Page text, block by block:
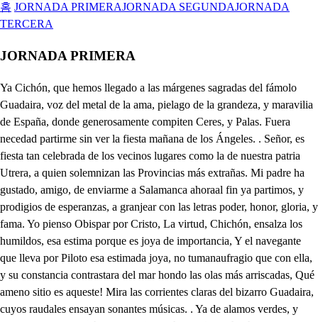
홈 JORNADA PRIMERAJORNADA SEGUNDAJORNADA
TERCERA
JORNADA PRIMERA
Ya Cichón, que hemos llegado a las márgenes sagradas del fámolo Guadaira, voz del metal de la ama, pielago de la grandeza, y maravilia de España, donde generosamente compiten Ceres, y Palas. Fuera necedad partirme sin ver la fiesta mañana de los Ángeles. . Señor, es fiesta tan celebrada de los vecinos lugares como la de nuestra patria Utrera, a quien solemnizan las Provincias más extrañas. Mi padre ha gustado, amigo, de enviarme a Salamanca ahoraal fin ya partimos, y prodigios de esperanzas, a granjear con las letras poder, honor, gloria, y fama. Yo pienso Obispar por Cristo, La virtud, Chichón, ensalza los humildos, esa estima porque es joya de importancia, Y el navegante que lleva por Piloto esa estimada joya, no tumanaufragio que con ella, y su constancia contrastara del mar hondo las olas más arriscadas, Qué ameno sitio es aqueste! Mira las corrientes claras del bizarro Guadaira, cuyos raudales ensayan sonantes músicas. . Ya de alamos verdes, y parras miro sus cristales prosos que en la margen, y la playa murmuran disimulados, haciendo lenguas las agues. Muros de queste edificio, que de Temblarios su Alcázar fue Templo, como pública la información de sus armas. Esta, señor, es la fiesta con que celebran del alba del sol Cristo las grandezas esta noche alegre, y clara. Dices bien. . Con alegría toca al arma, en vez de cajas, A dando al viento acentos dulces una tropa de campañas, Estandartes de la torre son las banderas del arma, pífanos, las chirimias, y los cobetes, las valas, y con regocigo empiezan a dar todos la baralla, quieres que a rezar entremos? Sí, Chichón aunque mañana volveremos más de espacio; vámonos ahora. . Aguarda, que vienen aquí dos soles, dos auroras, dos muchachas, dos diamantes, dos estrellas dos cometas dos rapazas, cuya pompa, cuyo brío, rumbo, armosura, y gala, están brindando al deseo. s. Margarita. . Prima Laura. Qué te parece la fiesta? Muy bien. hermosura extraña; vive el Cielo que es un Ángel. Las forasteras me agradan. Quereisme por forastero escucharme dos palabrar? A qué proposito? . Ay. Cielos! a que os tengo dada el alma con razón, señora mía, con razón dama bizarra, A esta fiesta de Alcala, fiesta de Ángeles la llaman, pues estando vos en ella Ángeles hay. . Ay que gracias es más que eso? . Ingrata sois: no merece mi turbada alma desdén semegante. Advertid que si sois alba, mis ojos serán las nuves que vertirán perlas tantas, que os excusarán el dar bello aljófar a las plantas. Si sol, yo seré la Luna que os seguiré . Mal compara; que la Luna tiene cuernos, y esto de cuernos no agrada. Muerto estoy, aunque os parace que estoy vivo. como habla si esta muerto, Caballero? Quién lo mete en eso? . Laura vámonos de aquí al instante. . Recelo alguna desgracia. Quién puede lo ha preguntado, y quien sabrá a cuchilladas, castigar atrevimientos, y atropellar arrogancias. Pues sea lengua el acero que obra más quien menos habla. Hemos de reñir los dos? Natural soy de Vizcaya, adonde el hierro se cría; pero le temo con tanta vehemencia, que me voy por no verlo. . Dónde? . A casa. Sois un Lacayo gallina. El decir Lacayo basta, que el gallina se le suple. Adiós valiente. . Adiós mandria; por Dios que ha andado discreto, porque yo no tenía gana de reñir, de ningún modo. Re lámpago? . Qué me mandas? Relámpago? . Tronar quiere pues los relámpagos llama. Diste muerte a tu contrario? No amigo; porque en la plaza, como había tanta gente me evitaron la venganza. y lo que más he sentido es no conocerle; ay, Laura, tus sin razones son muchas: muerto estoy. . Pues cómo hablas si estás muerto, y te espantaste que el otro muerto hablara? Cielos, esto consentís? Estás, herido? . No, Laura me ha muerto, amigo, de celos, Es una grande bellaca. Vamos a verla, y a ver los fines de mi esperanza, que ya se acabó el amor, ya para mi acabó Laura. E la se burla, y me aflije; ella me aflige, y me engaña; ella me engaña, y da celos, me da celos, y me mata, Me mata, y me dele pera, me desespera, y a caba con traiciones, y desprecios; y así entre desdichas tantas saldré al monte, saldré al campo, a la selva, a la montaña, y con quejas con suspiros, con pelares, y con ancias, oirán los brutos mi afrenta, y los Cielos mi desgracia. Vámonos presto de aquí a tomar justa venganza del agravio más injusto, y la traición más tirana. Ya voy delante, pues eres trueno, señor, contra Laura. . Qué os pareció la fiesta? Para mí, ay Carlos mío, fue molesta; pues dan por ti mis ojos lugar al llanto, rienda a los enojos. Buena estuvo a fe mía, Es común alegría, en la Villa, señor, todos los años. Quién le pudiera dar los desengaños de sus celos (ay, Cielos!) notengas, Carlos mío, injustos celos, Quéntame, Laura, todo lo que viste. Ya te obedezco (ay, triste!) Fuimos mi prima, y yo, esta noche, que ausente el rojo coche por la muerte del día en cerúleos alcázares dormía a recer a la Reina soberana de los Ángeles, luz de la mañana, Aurora refulgente, y Madre del Criador Omnipotente, Las calles adornaban luces, que a las estrellas imitaban: estrellas (dije bien) pues toda era la Villa ilustre una luciente esfera, sino fue que cortés el firmamento a Alcala le prestó su lucimieto; y es cierto, pues entonces no huía, que es señal que prestado le tenía. En la plaza sonoros Ministriles con acentos sutiles armonía en los aires esparciendo de clarines responden al estruendo, tan del Cielo retrato fue la plaza aquel rato, que muchos flaqueando en la memoria presumieron que estaban en la gloria, La torre, Cielo hacían luminarias, o estrellas que lucian con pompa tan brillante que afrentan de Faero rojo el turbante rayos, coheres, o cometas fueron los que escalar el viento pretendieron, canoros instrumentos suspendían los vientos. solicitarán vulgares alegrías, y sin mirar del rojo Apolo el coche diafue luminoso aquesta noche. Entramos, y el Convento elegraba, señor, con un contento, la Iglesia parecía despojo de Ceilán, prisión del día, Las capillas hermosas, Palestras se miraron primorosas de riqueza, y desvelos, y en breves globos mucho de los cielos En la mayor capilla se miraba no el Mauseolo, o maravilla Gelaba de apocrifas historias, sino un Euina de luces, y de glorias, un promontorio excelso, un obelisco de rayos, o de luz ardiente, un risco de soles rodeado, de exa aciones saeras ilustrado. El solio de María dando soberanía en un caro triunfante, vestida de pirogo, y de diamante, tan grande es la hermosura que en la evidencia pura es ciego, y vengando a tiento (aún el más animado entendimiento) que cree, viendo allí tan tos primores, y del arte agudezas superiores, lucimiento grandeza, disposición, riqueza que fueron excedidos de este Mayo, flor a flor, luz a luz, y rayo a rayo. La forastera gente con aplauso, si bien no suficiente mil cantos entonaban y mezclados andaban las damas, y galanes, participando airosos adamanes, que en este alegre día el deleite venció a la cortecía, en la excella capilla Le du caía del sol, o Octava maravilla, fabrican dulces ecos; y en los concabos huecos con acento suspenden alternante al que con él Tridente fulminante el mar escandaliza, y uinas de nieve con zafiros frisa. Referir los adornos, los bordados de sonumerables cifras recamados, las libreas galantes, las repetidas copias de diamantes, el confuso tropel, la bizaría, la ostentación, estruendo, y gallardía, no me atrevo, que es mucho para escrito, a mejor Coranista lo remito; y aún no podrá sumar grandeza tanta el que más se adelanta ingenio presumido, estudio prevenido, estilo levantado, que es fuerza en tanta mar salir a nado, Y así yo absorta, dudosa, en mudecida, cobarde, suspendida, temo, recelo, dudo, con voz inútil, con ingenio rudo, con desmayado acento, llena de admiración, falta de aliento; porque a tan grande gozo a ta gran hecho todo el campo del orbe es campo estrecho Dios te guarde Laura mía, que con esta relación a mi triste corazón Saa le has dado mucha alegría. Guárdete padre, y señor el Cielo como desea tu esclava. A las dos os vea (raros prodigios de amor) esta cansada vejoz en el estado que aguardo: yo me voy, hijas, que tardo, as, El mío tu gusto es. Ya se fue tu padre. . Ay, Cielos yo estoy muerta, Margarita. Qué me dices? qué me quieres? que sientes? . Ay, prima mía, cual estará Carlos, di, si celoso solicita su venganza por dejarme. Jesus! pues eso imaginas? amor ver dadero es roca en el mar de amor metido; que aunque la contrasten olas; de celos, penas, o envidias, nunca se deja vencer, que al fin, Prima, se averigua la verdad. . Temo su enojo. No temas, tu pena alivia: rabiosos celos, qué es esto, que me abrasan vuestras imás? adorando estoy a Carlos, y dando cotra mí misma con sejos. . Amado dueño, sino mienten tus caricias, perdona que sabe amor, que no ha sido culpa mía. Gallardo era el forastero. No le mientes por tu vida; mal haya el laroz caballo que le trujo a nuestra Villa. Pluguiera a Dios, que la sierra, muro de aquesas orillas, midiera al venir, y fuera su sepulcro Guadaira. Mal haya la hora en que vino. Mal haya. . Detente, prima, adondo vas tan furiosa? qué culpa tiene? . I finita, pues ha causado mi enojo. La hermosura convida a cualquiera atrevimiento. Por tu vida que me digas qué importa que un furastero con hálagos, con caricias, sabrolas quejas de amor verdaderas, o fingidas. Llegara a hablarnos a caso si viera Carlos por dicha que le respondieras, fuera justa queja. . Ay, Margarita, que es mi Carlos muy celoso. Calla Laura, no te aflijas. No sabes lo que es querer, y así mi pena te admira. A quién adoras adoro, a quien quieres, quiero, prima; mas que tú sé querer bien: canta un romance Belisa para divertir su pena, su cuidado, y su fatiga. Yo lo hiciera; pero viene Carlos. . Qué dices, amiga? Que él, y Relámpago están en el jardín. . Adiós, primas desenójalo tú sola, que yo me voy por espía por si viniere tu padre. Si acaso viniere, avisa. Calos míos; decid cuando castarán vuestras fatigas, (. Belisa apártare aquí, que quiero ver escondida sus extremos. . Este es el jardín de Laura, mira l